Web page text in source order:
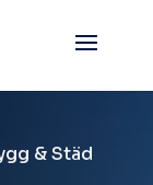
& Städ